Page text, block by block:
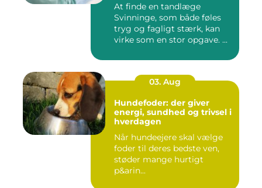
At finde en tandlæge
Svinninge, som både føles
tryg og fagligt stærk, kan
virke som en stor opgave. ...
03. Aug
Hundefoder: der giver
energi, sundhed og trivsel i
hverdagen
Når hundeejere skal vælge
foder til deres bedste ven,
støder mange hurtigt
p&arin...